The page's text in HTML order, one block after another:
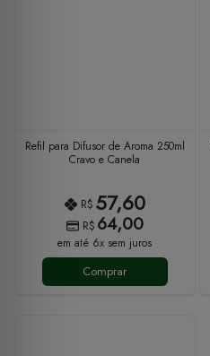
Refil para Difusor de Aroma 250ml
Cravo e Canela
R$ 57,60
R$ 64,00
em até 6x sem juros
Comprar